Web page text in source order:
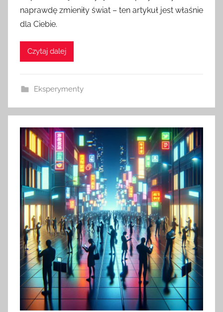
naprawdę zmieniły świat – ten artykuł jest właśnie
dla Ciebie.
Czytaj dalej
Eksperymenty